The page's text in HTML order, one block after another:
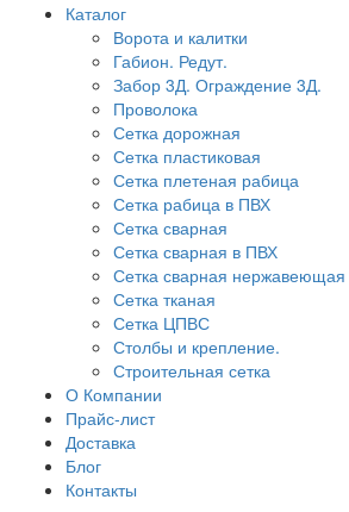
Каталог
Ворота и калитки
Габион. Редут.
Забор 3Д. Ограждение 3Д.
Проволока
Сетка дорожная
Сетка пластиковая
Сетка плетеная рабица
Сетка рабица в ПВХ
Сетка сварная
Сетка сварная в ПВХ
Сетка сварная нержавеющая
Сетка тканая
Сетка ЦПВС
Столбы и крепление.
Строительная сетка
О Компании
Прайс-лист
Доставка
Блог
Контакты